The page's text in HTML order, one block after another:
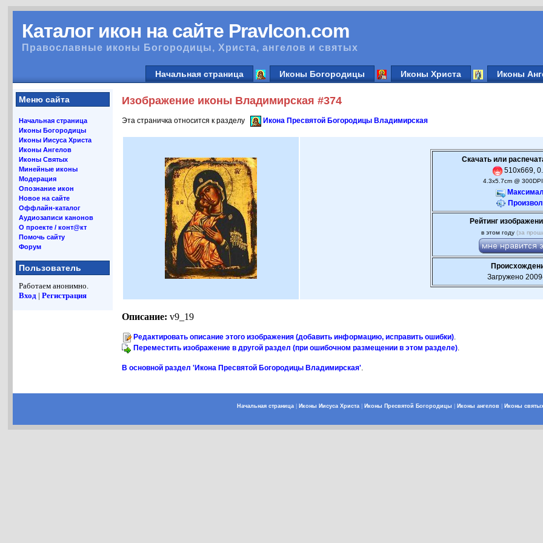
Каталог икон на сайте PravIcon.com
Православные иконы Богородицы, Христа, ангелов и святых
Начальная страница Иконы Богородицы Иконы Христа Иконы
Меню сайта
Начальная страница
Иконы Богородицы
Иконы Иисуса Христа
Иконы Ангелов
Иконы Святых
Минейные иконы
Модерация
Опознание икон
Новое на сайте
Оффлайн-каталог
Аудиозаписи канонов
О проекте / конт@кт
Помочь сайту
Форум
Пользователь
Работаем анонимно.
Вход |Регистрация
Изображение иконы Владимирская #374
Эта страничка относится к разделу Икона Пресвятой Богородицы Владимирская
Скачать или
510x669,
4.3x5.7cm @
Рейтинг
в этом году(за
Загружено
Описание: v9_19
Редактировать описание этого изображения (добавить информацию, исправить ошибки).
Переместить изображение в другой раздел (при ошибочном размещении в этом разделе).
В основной раздел 'Икона Пресвятой Богородицы Владимирская'.
Начальная страница Иконы Иисуса Христа Иконы Пресвятой Богородицы Иконы ангелов Иконы